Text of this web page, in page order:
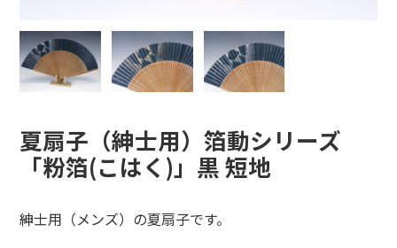
夏扇子（紳士用）箔動シリーズ
「粉箔(こはく)」黒 短地
紳士用（メンズ）の夏扇子です。